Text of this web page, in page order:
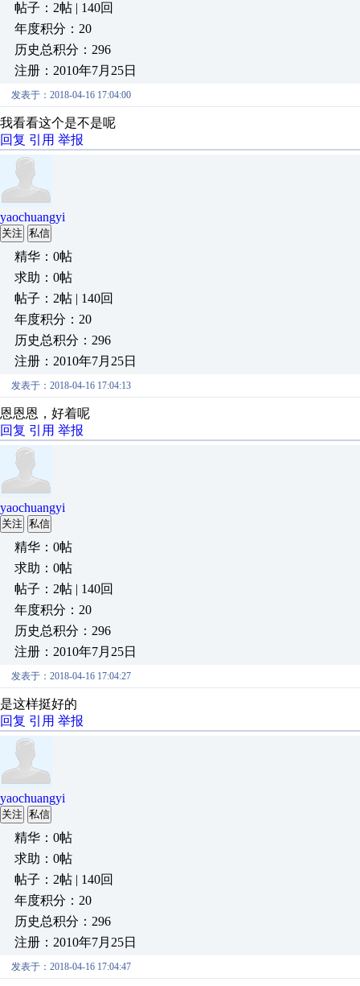
帖子：2帖 | 140回
年度积分：20
历史总积分：296
注册：2010年7月25日
发表于：2018-04-16 17:04:00
我看看这个是不是呢
回复 引用 举报
yaochuangyi
关注 私信
精华：0帖
求助：0帖
帖子：2帖 | 140回
年度积分：20
历史总积分：296
注册：2010年7月25日
发表于：2018-04-16 17:04:13
恩恩恩，好着呢
回复 引用 举报
yaochuangyi
关注 私信
精华：0帖
求助：0帖
帖子：2帖 | 140回
年度积分：20
历史总积分：296
注册：2010年7月25日
发表于：2018-04-16 17:04:27
是这样挺好的
回复 引用 举报
yaochuangyi
关注 私信
精华：0帖
求助：0帖
帖子：2帖 | 140回
年度积分：20
历史总积分：296
注册：2010年7月25日
发表于：2018-04-16 17:04:47